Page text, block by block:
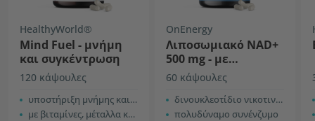
HealthyWorld®
Mind Fuel - μνήμη
και συγκέντρωση
120 κάψουλες
υποστήριξη μνήμης και συγκέντρωσης
με βιταμίνες, μέταλλα και φυτικά εκχυλίσματα
OnEnergy
Λιποσωμιακό NAD+
500 mg - με
τριμεθυλογλυκίνη
60 κάψουλες
δινουκλεοτίδιο νικοτιναμίδης αδενίνης
πολυδύναμο συνένζυμο